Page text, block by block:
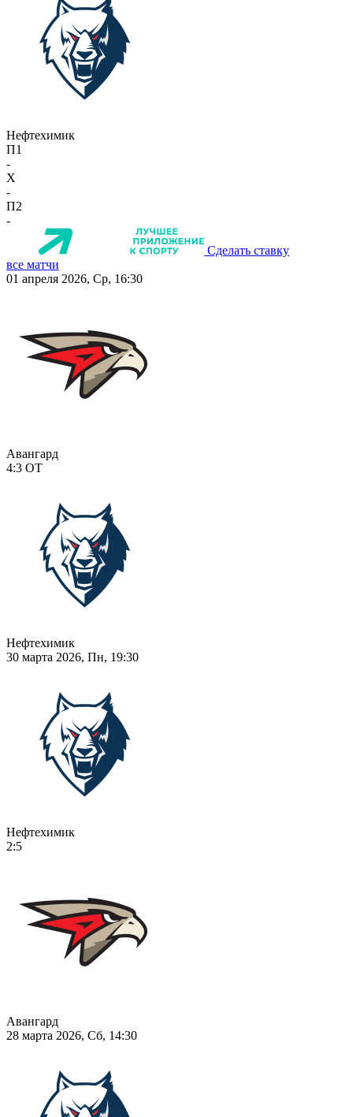
Нефтехимик
П1
-
X
-
П2
-
Сделать ставку
все матчи
01 апреля 2026, Ср, 16:30
Авангард
4:3 ОТ
Нефтехимик
30 марта 2026, Пн, 19:30
Нефтехимик
2:5
Авангард
28 марта 2026, Сб, 14:30